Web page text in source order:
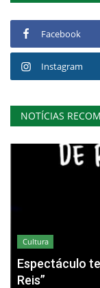
Facebook
Instagram
NOTÍCIAS
Cultura
Espectáculo
Reis”